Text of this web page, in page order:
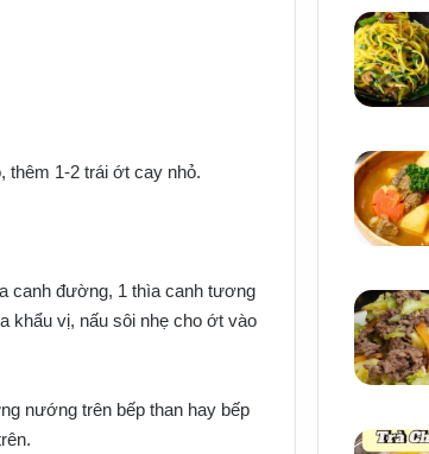
thêm 1-2 trái ớt cay nhỏ.
canh đường, 1 thìa canh tương
khẩu vị, nấu sôi nhẹ cho ớt vào
nướng trên bếp than hay bếp